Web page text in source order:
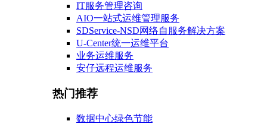
IT服务管理咨询
AIO一站式运维管理服务
SDService-NSD网络自服务解决方案
U-Center统一运维平台
业务运维服务
安仔远程运维服务
热门推荐
数据中心绿色节能